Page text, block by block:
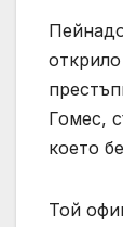
Гомес,
което
Той